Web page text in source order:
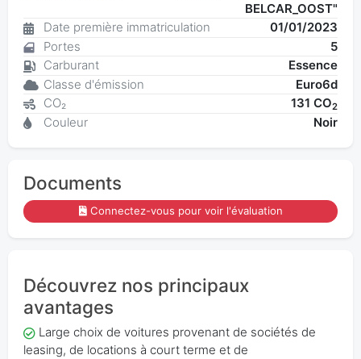
BELCAR_OOST"
Date première immatriculation
01/01/2023
Portes
5
Carburant
Essence
Classe d'émission
Euro6d
CO₂
131 CO2
Couleur Noir
Documents
Connectez-vous pour voir l'évaluation
Découvrez nos principaux
avantages
Large choix de voitures provenant de sociétés de
leasing, de locations à court terme et de